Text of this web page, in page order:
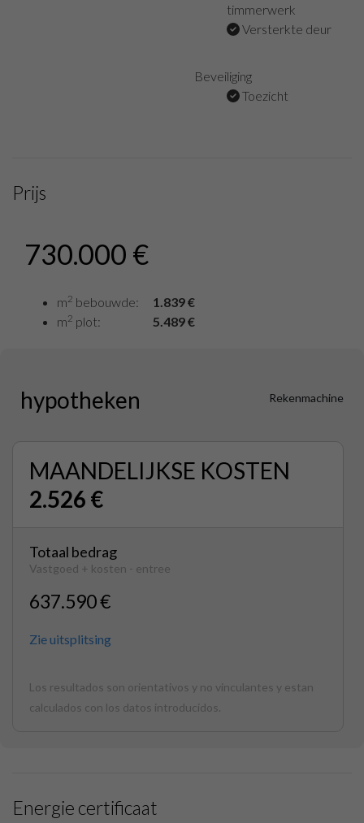
timmerwerk
Versterkte deur
Beveiliging
Toezicht
Prijs
730.000 €
m2 bebouwde:
1.839 €
m2 plot: 5.489 €
hypotheken Rekenmachine
MAANDELIJKSE KOSTEN
2.526 €
Totaal bedrag
Vastgoed + kosten - entree
637.590 €
Zie uitsplitsing
Los resultados son orientativos y no vinculantes y estan
calculados con los datos introducidos.
Energie certificaat